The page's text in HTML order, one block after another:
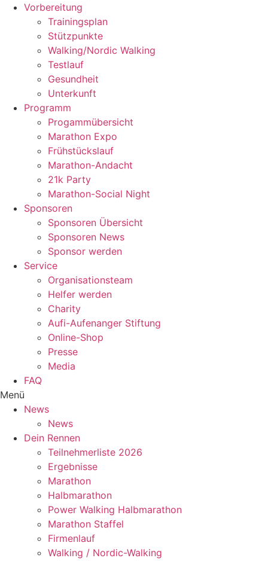
Vorbereitung
Trainingsplan
Stützpunkte
Walking/Nordic Walking
Testlauf
Gesundheit
Unterkunft
Programm
Progammübersicht
Marathon Expo
Frühstückslauf
Marathon-Andacht
21k Party
Marathon-Social Night
Sponsoren
Sponsoren Übersicht
Sponsoren News
Sponsor werden
Service
Organisationsteam
Helfer werden
Charity
Aufi-Aufenanger Stiftung
Online-Shop
Presse
Media
FAQ
Menü
News
News
Dein Rennen
Teilnehmerliste 2026
Ergebnisse
Marathon
Halbmarathon
Power Walking Halbmarathon
Marathon Staffel
Firmenlauf
Walking / Nordic-Walking